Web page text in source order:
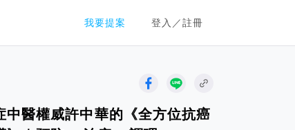
我要提案 登入／註冊
平台
中醫權威許中華的《全方位抗癌